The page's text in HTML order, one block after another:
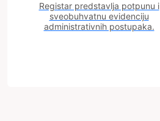
Registar predstavlja potpunu i
sveobuhvatnu evidenciju
administrativnih postupaka.